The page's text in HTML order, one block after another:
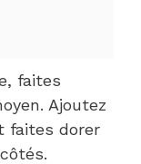
faites
Ajoutez
faites dorer